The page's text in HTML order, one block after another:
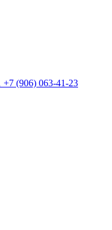
+7 (906) 063-41-23